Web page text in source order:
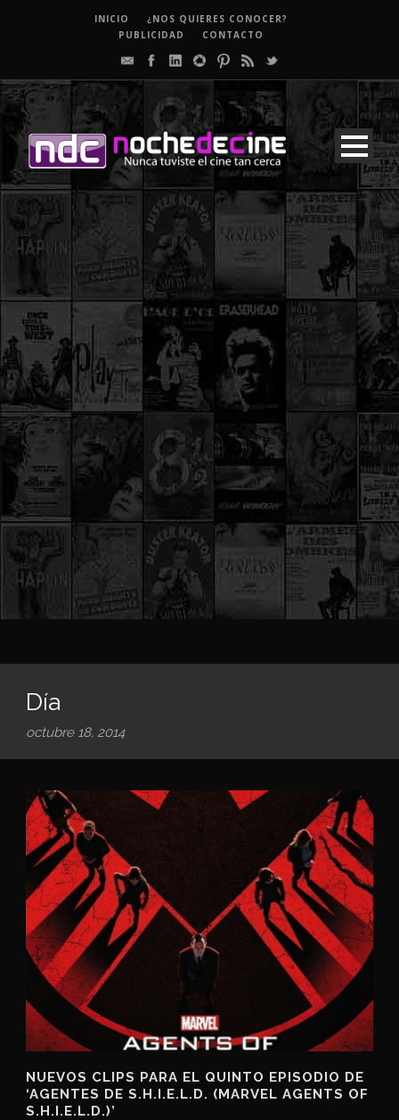
INICIO
¿NOS QUIERES CONOCER?
PUBLICIDAD
CONTACTO
Día
octubre 18, 2014
NUEVOS CLIPS PARA EL QUINTO EPISODIO DE
‘AGENTES DE S.H.I.E.L.D. (MARVEL AGENTS OF
S.H.I.E.L.D.)’